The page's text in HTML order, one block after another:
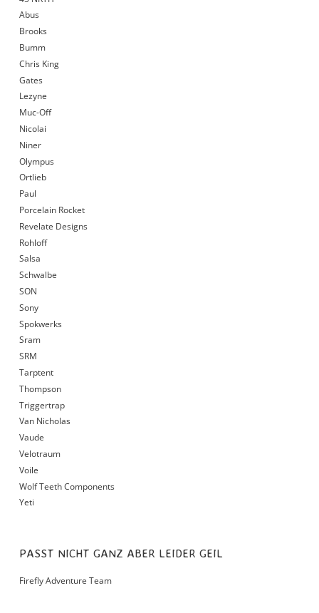
Abus
Brooks
Bumm
Chris King
Gates
Lezyne
Muc-Off
Nicolai
Niner
Olympus
Ortlieb
Paul
Porcelain Rocket
Revelate Designs
Rohloff
Salsa
Schwalbe
SON
Sony
Spokwerks
Sram
SRM
Tarptent
Thompson
Triggertrap
Van Nicholas
Vaude
Velotraum
Voile
Wolf Teeth Components
Yeti
PASST NICHT GANZ ABER LEIDER GEIL
Firefly Adventure Team